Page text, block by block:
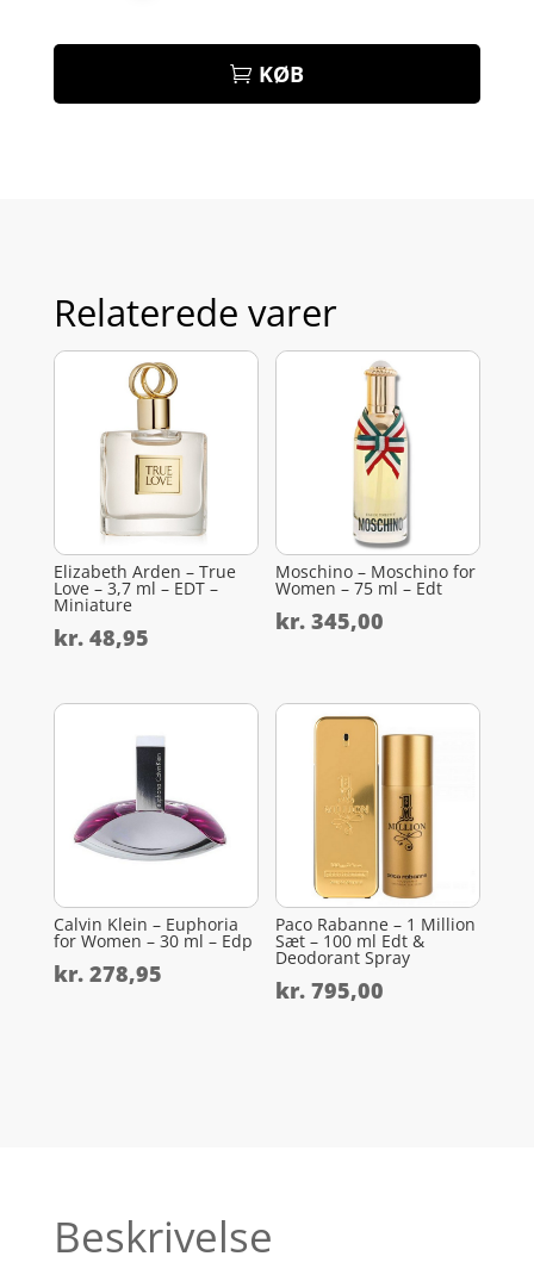
KØB
Relaterede varer
Elizabeth Arden – True
Love – 3,7 ml – EDT –
Miniature
kr.48,95
Moschino – Moschino for
Women – 75 ml – Edt
kr. 345,00
Calvin Klein – Euphoria
for Women – 30 ml – Edp
kr.278,95
Paco Rabanne – 1 Million
Sæt – 100 ml Edt &
Deodorant Spray
kr. 795,00
Beskrivelse